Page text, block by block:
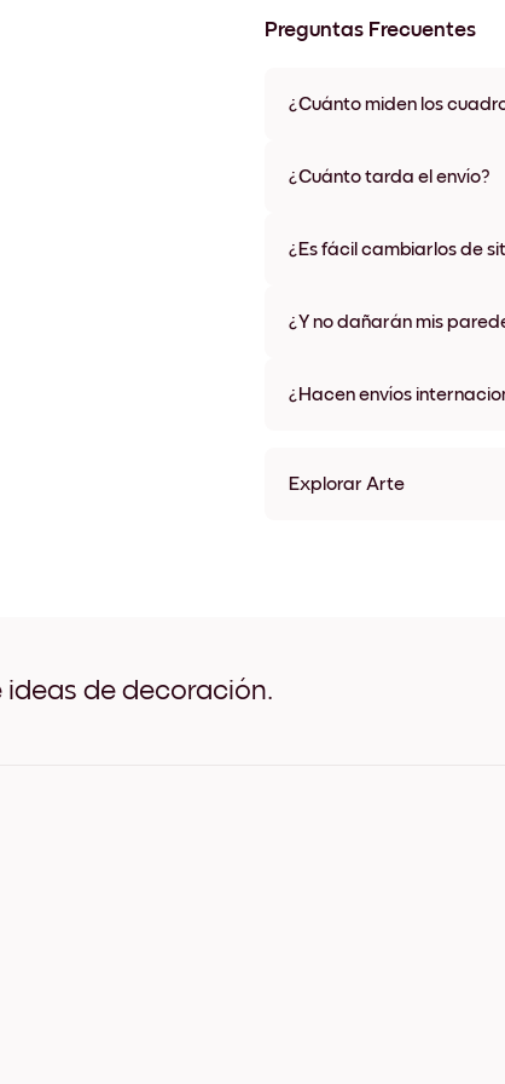
Preguntas Frecuentes
¿Cuánto miden los
materiales y colores de
¿Cuánto tarda el envío?
algunos países. Te
¿Es fácil cambiarlos de
¿Y no dañarán mis
¿Hacen envíos
Explorar Arte
de decoración.